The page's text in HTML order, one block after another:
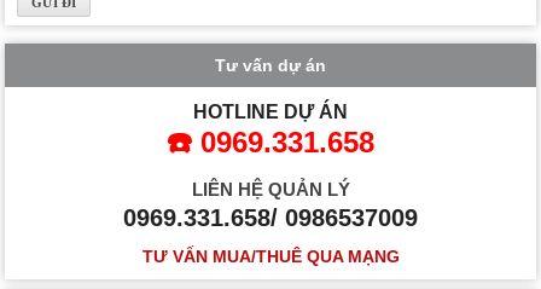
Tư vấn dự án
HOTLINE DỰ ÁN
☎️ 0969.331.658
LIÊN HỆ QUẢN LÝ
0969.331.658/ 0986537009
TƯ VẤN MUA/THUÊ QUA MẠNG